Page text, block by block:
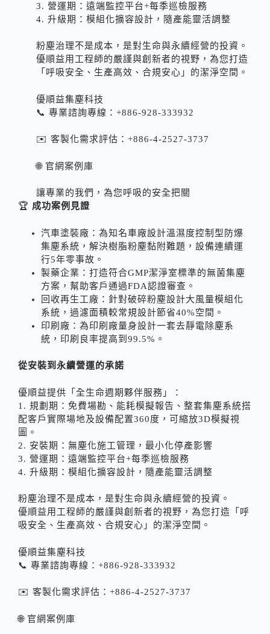
3. 營運期：遠端監控平台+每季巡檢服務
4. 升級期：模組化擴容設計，隨產能靈活調整
粉塵治理不是成本，是對生命與永續經營的投資。
優順益用工程師的嚴謹與創新者的視野，為您打造
「呼吸安全、生產高效、合規安心」的潔淨空間。
優順益集塵科技
📞 專業諮詢專線：+886-928-333932
✉️ 客製化需求評估：+886-4-2527-3737
🌐 官網案例庫
讓專業的我們，為您呼吸的安全把關
🏆 成功案例見證
汽車塗裝廠：為知名車廠設計溫濕度控制型防爆
集塵系統，解決樹脂粉塵黏附難題，設備連續運
行5年零事故。
製藥企業：打造符合GMP潔淨室標準的無菌集塵
方案，幫助客戶通過FDA認證審查。
回收再生工廠：針對破碎粉塵設計大風量模組化
系統，過濾面積較常規設計節省40%空間。
印刷廠：為印刷廠量身設計一套去靜電除塵系
統，印刷良率提高到99.5%。
從安裝到永續營運的承諾
優順益提供「全生命週期夥伴服務」：
1. 規劃期：免費場勘、能耗模擬報告、整套集塵系統搭
配客戶實際場地及設備配置360度，可縮放3D模擬視
圖。
2. 安裝期：無塵化施工管理，最小化停產影響
3. 營運期：遠端監控平台+每季巡檢服務
4. 升級期：模組化擴容設計，隨產能靈活調整
粉塵治理不是成本，是對生命與永續經營的投資。
優順益用工程師的嚴謹與創新者的視野，為您打造「呼
吸安全、生產高效、合規安心」的潔淨空間。
優順益集塵科技
📞 專業諮詢專線：+886-928-333932
✉️ 客製化需求評估：+886-4-2527-3737
🌐 官網案例庫